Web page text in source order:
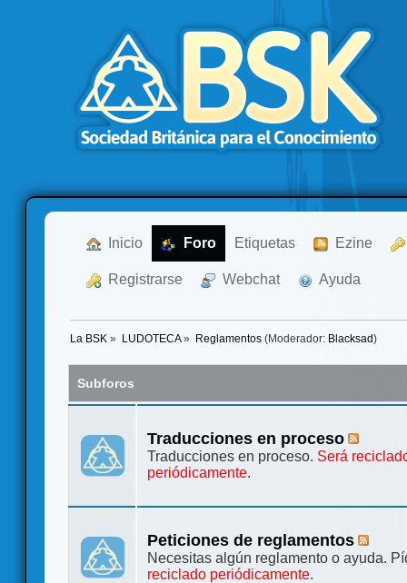
Inicio Foro Etiquetas Ezine
Registrarse Webchat Ayuda
La BSK » LUDOTECA» Reglamentos(Moderador: Blacksad )
Subforos
Traducciones en proceso
Traducciones en proceso. Será
periódicamente.
Peticiones de reglamentos
Necesitas algún reglamento o ayuda.
reciclado periódicamente.